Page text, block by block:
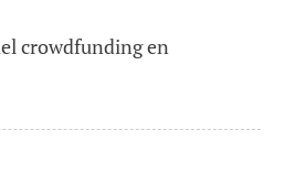
crowdfunding en